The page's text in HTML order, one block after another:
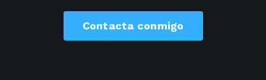
Contacta conmigo